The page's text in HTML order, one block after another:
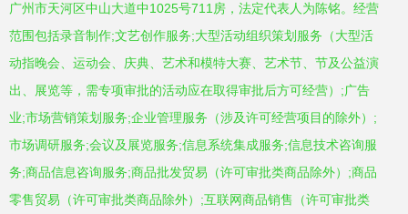
广州市天河区中山大道中1025号711房，法定代表人为陈铭。经营
范围包括录音制作;文艺创作服务;大型活动组织策划服务（大型活
动指晚会、运动会、庆典、艺术和模特大赛、艺术节、节及公益演
出、展览等，需专项审批的活动应在取得审批后方可经营）;广告
业;市场营销策划服务;企业管理服务（涉及许可经营项目的除外）;
市场调研服务;会议及展览服务;信息系统集成服务;信息技术咨询服
务;商品信息咨询服务;商品批发贸易（许可审批类商品除外）;商品
零售贸易（许可审批类商品除外）;互联网商品销售（许可审批类